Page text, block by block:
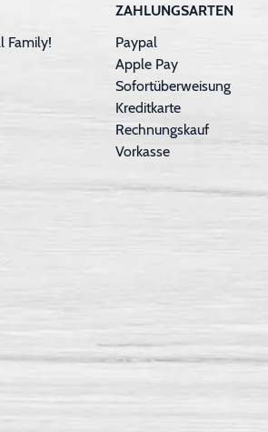
Family!
ZAHLUNGSARTEN
Paypal
Apple Pay
Sofortüberweisung
Kreditkarte
Rechnungskauf
Vorkasse